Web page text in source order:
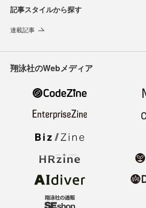
記事スタイルから探す
連載記事
翔泳社のWebメディア